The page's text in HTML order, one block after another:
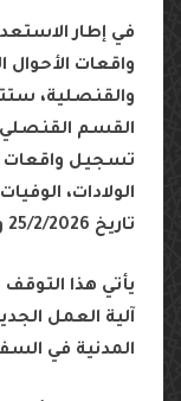
في إطار
واقعات الأحوال
والقنصلية،
القسم
تسجيل واقعات
الولادات،
تاريخ
يأتي هذا التوقف
آلية العمل
المدنية في